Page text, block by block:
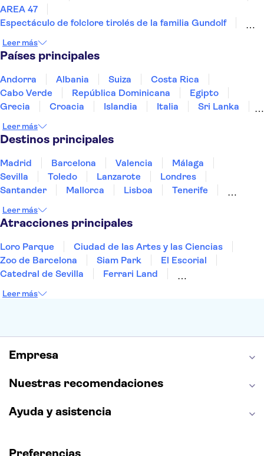
AREA 47
Espectáculo de folclore tirolés de la familia Gundolf
Mozart en Viena
Museo de Historia del Arte de Viena
Tesoro Imperial de Viena
El Prater de Viena
Museo Leopold
Albertina
Palacio de Mirabell
Escuela Española de Equitación
Leer más
Países principales
Andorra Albania Suiza
Costa Rica
Cabo Verde
República Dominicana
Egipto
Grecia
Croacia Islandia Italia
Sri Lanka
Portugal
Tailandia
Leer más
Destinos principales
Madrid Barcelona Valencia
Málaga
Sevilla
Toledo Lanzarote
Londres
Santander
Mallorca Lisboa
Tenerife
Bilbao
Menorca Granada
Leer más
Atracciones principales
Loro Parque
Ciudad de las Artes y las Ciencias
Zoo de Barcelona
Siam Park
El Escorial
Catedral de Sevilla
Ferrari Land
Montserrat
Parque Warner
Leer más
Empresa
Nuestras recomendaciones
Ayuda y asistencia